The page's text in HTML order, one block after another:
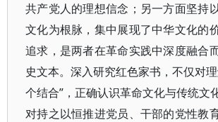
共产党人的理想信念；另一方面坚持
文化为根脉，集中展现了中华文化的
追求，是两者在革命实践中深度融合
史文本。深入研究红色家书，不仅对
个结合”，正确认识革命文化与传统文
对持之以恒推进党员、干部的党性教